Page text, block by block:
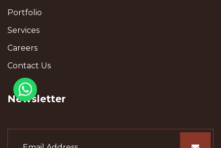
Portfolio
Services
Careers
Contact Us
Newsletter